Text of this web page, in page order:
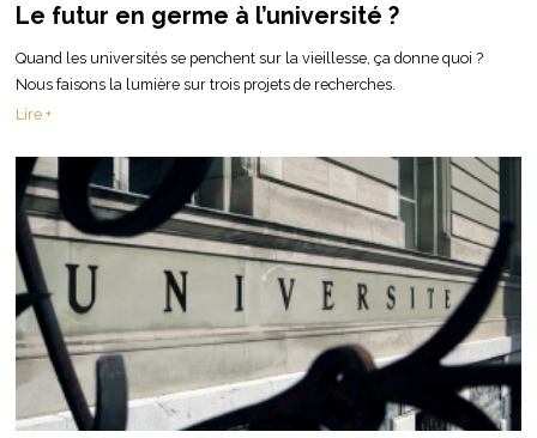
Le futur en germe à l’université ?
Quand les universités se penchent sur la vieillesse, ça donne quoi ?
Nous faisons la lumière sur trois projets de recherches.
Lire +